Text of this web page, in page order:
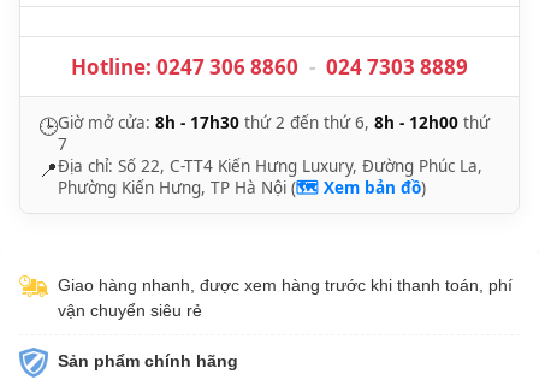
Hotline: 0247 306 8860 - 024 7303 8889
🕒Giờ mở cửa: 8h - 17h30 thứ 2 đến thứ 6, 8h - 12h00 thứ
7
📍Địa chỉ: Số 22, C-TT4 Kiến Hưng Luxury, Đường Phúc La,
Phường Kiến Hưng, TP Hà Nội (🗺️ Xem bản đồ)
Giao hàng nhanh, được xem hàng trước khi thanh toán, phí
vận chuyển siêu rẻ
Sản phẩm chính hãng